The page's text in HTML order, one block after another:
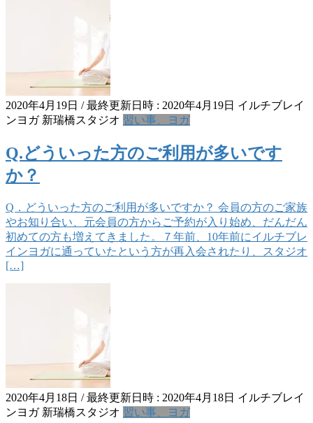
2020年4月19日 / 最終更新日時 : 2020年4月19日 イルチブレイ
ンヨガ 新瑞橋スタジオ 習い事、ヨガ
Q.どういった方のご利用が多いです
か？
Q．どういった方のご利用が多いですか？ 会員の方のご家族
やお知り合い、元会員の方からご予約が入り始め、だんだん
初めての方も増えてきました。７年前、10年前にイルチブレ
インヨガに通っていたという方が再入会されたり、スタジオ
[…]
2020年4月18日 / 最終更新日時 : 2020年4月18日 イルチブレイ
ンヨガ 新瑞橋スタジオ 習い事、ヨガ